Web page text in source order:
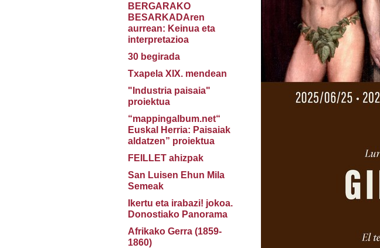
BERGARAKO
BESARKADAren
aurrean: Keinua eta
interpretazioa
30 begirada
Txapela XIX. mendean
"Industria paisaia"
proiektua
“mappingalbum.net“
Euskal Herria: Paisaiak
aldatzen” proiektua
FEILLET ahizpak
San Luisen Ehun Mila
Semeak
Ikertu eta irabazi! jokoa.
Donostiako Panorama
Afrikako Gerra (1859-
1860)